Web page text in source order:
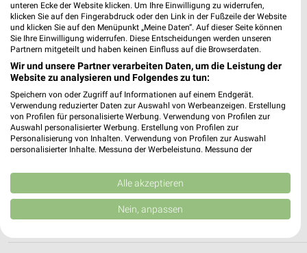
RENO Nottuln
Appelhülsener Straße 1-3
48301 Nottuln
Heute 09:00 - 18:00 Uhr | Geöffnet
416,77 km • Angebote: 1 Prospekt
❯
RENO Moers
Rheinberger Straße 57
Heute 09:30 - 16:00 Uhr | Schließt in 41 Min.
478,54 km • Angebote: 1 Prospekt
unteren Ecke der Website klicken. Um Ihre Einwilligung zu widerrufen,
klicken Sie auf den Fingerabdruck oder den Link in der Fußzeile der Website
und klicken Sie auf den Menüpunkt „Meine Daten“. Auf dieser Seite können
Sie Ihre Einwilligung widerrufen. Diese Entscheidungen werden unseren
Partnern mitgeteilt und haben keinen Einfluss auf die Browserdaten.
Wir und unsere Partner verarbeiten Daten, um die Leistung der
Website zu analysieren und Folgendes zu tun:
Speichern von oder Zugriff auf Informationen auf einem Endgerät.
Verwendung reduzierter Daten zur Auswahl von Werbeanzeigen. Erstellung
von Profilen für personalisierte Werbung. Verwendung von Profilen zur
Auswahl personalisierter Werbung. Erstellung von Profilen zur
Personalisierung von Inhalten. Verwendung von Profilen zur Auswahl
personalisierter Inhalte. Messung der Werbeleistung. Messung der
Kombinationen von Daten aus verschiedenen Quellen. Entwicklung und
Verbesserung der Angebote. Verwendung reduzierter Daten zur Auswahl
von Inhalten.
Daten können außerhalb der Europäischen Union weitergegeben und in die
USA gesendet werden.
Website/App.
Alle akzeptieren
Nein, anpassen